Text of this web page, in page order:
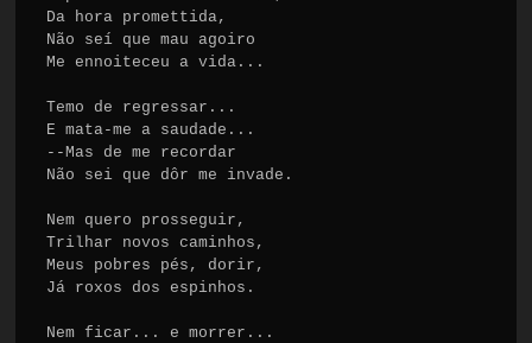
Da hora promettida,
Não seí que mau agoiro
Me ennoiteceu a vida...
Temo de regressar...
E mata-me a saudade...
--Mas de me recordar
Não sei que dôr me invade.
Nem quero prosseguir,
Trilhar novos caminhos,
Meus pobres pés, dorir,
Já roxos dos espinhos.
Nem ficar... e morrer...